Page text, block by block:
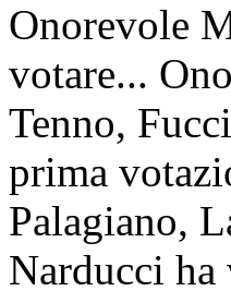
Onorevole
votare...
Tenno,
prima
Palagiano,
Narducci